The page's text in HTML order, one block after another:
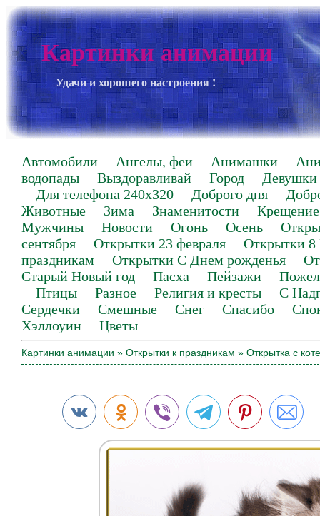
Картинки анимации
Удачи и хорошего настроения !
Автомобили Ангелы, феи Анимашки
водопады
Выздоравливай Город
Девушки
Для телефона 240х320
Доброго дня
Животные
Зима Знаменитости
Крещение
Мужчины
Новости Огонь Осень
сентября
Открытки 23 февраля
Открытки 8
праздникам
Открытки С Днем рожденья
Старый Новый год
Пасха Пейзажи
Птицы
Разное Религия и кресты
С
Сердечки
Смешные Снег Спасибо
Хэллоуин
Цветы
Картинки анимации » Открытки к праздникам » Открытка с